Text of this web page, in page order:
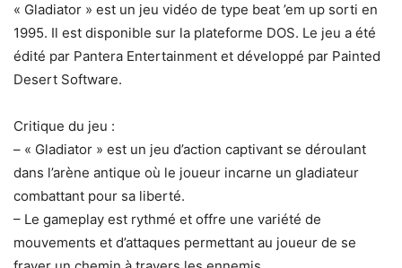
« Gladiator » est un jeu vidéo de type beat ’em up sorti en
1995. Il est disponible sur la plateforme DOS. Le jeu a été
édité par Pantera Entertainment et développé par Painted
Desert Software.
Critique du jeu :
– « Gladiator » est un jeu d’action captivant se déroulant
dans l’arène antique où le joueur incarne un gladiateur
combattant pour sa liberté.
– Le gameplay est rythmé et offre une variété de
mouvements et d’attaques permettant au joueur de se